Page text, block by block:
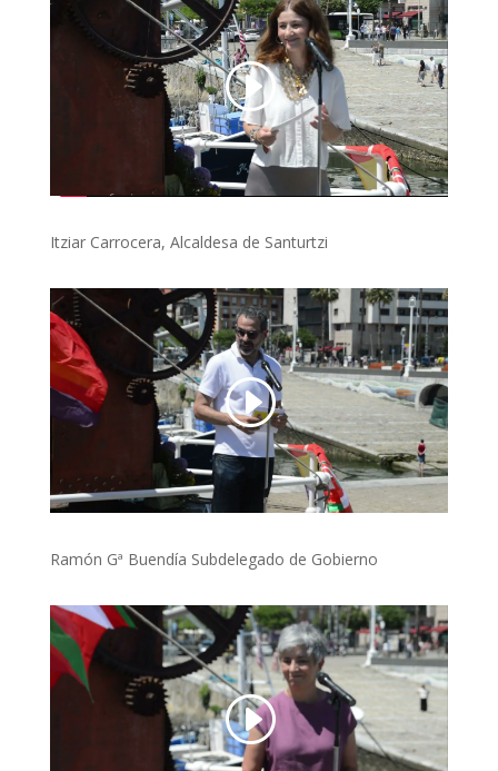
Itziar Carrocera, Alcaldesa de Santurtzi
Ramón Gª Buendía Subdelegado de Gobierno